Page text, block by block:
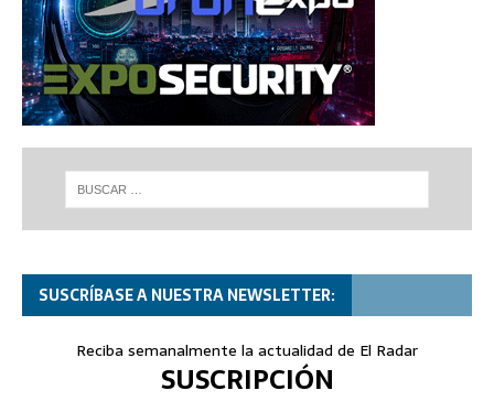
SUSCRÍBASE A NUESTRA NEWSLETTER:
Reciba semanalmente la actualidad de El Radar
SUSCRIPCIÓN